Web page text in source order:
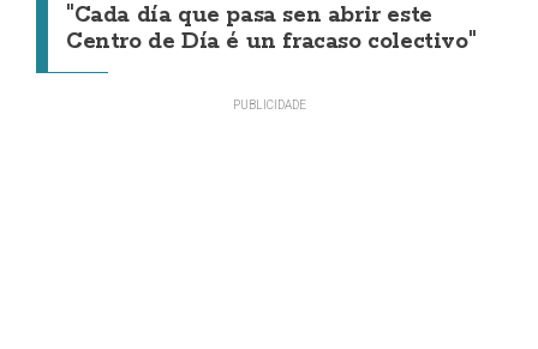
"Cada día que pasa sen abrir este
Centro de Día é un fracaso colectivo"